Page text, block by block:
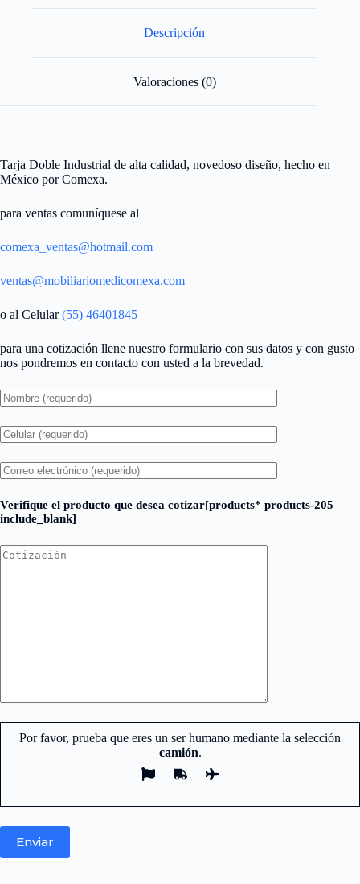
Descripción
Valoraciones (0)
Tarja Doble Industrial de alta calidad, novedoso diseño, hecho en
México por Comexa.
para ventas comuníquese al
comexa_ventas@hotmail.com
ventas@mobiliariomedicomexa.com
o al Celular(55) 46401845
para una cotización llene nuestro formulario con sus datos y con gusto
nos pondremos en contacto con usted a la brevedad.
Verifique el producto que desea cotizar[products* products-205
include_blank]
Por favor, prueba que eres un ser humano mediante la selección
camión.